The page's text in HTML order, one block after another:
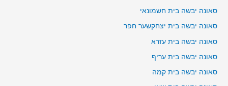
סאונה יבשה בית חשמונאי
סאונה יבשה בית יצחקשער חפר
סאונה יבשה בית עזרא
סאונה יבשה בית עריף
סאונה יבשה בית קמה